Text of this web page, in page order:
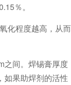
％。
化程度越高，从而
之间。焊锡膏厚度
如果助焊剂的活性